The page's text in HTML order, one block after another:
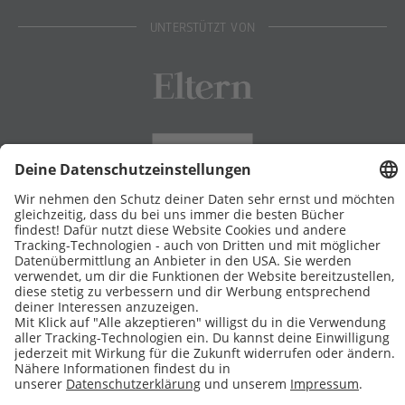
UNTERSTÜTZT VON
Stiftung Lesen
DATENSCHUTZ
IMPRESSUM
COOKIES
Copyright © 2026 Leseliebe